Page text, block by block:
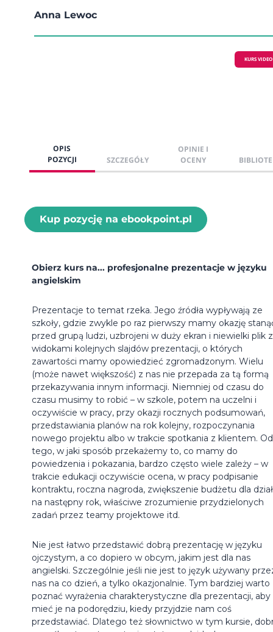
Anna Lewoc
KURS VIDEO
OPIS
POZYCJI
SZCZEGÓŁY
OPINIE I
OCENY
Kup pozycję na ebookpoint.pl
Obierz kurs na... profesjonalne prezentacje w języku
angielskim
Prezentacje to temat rzeka. Jego źródła wypływają ze
szkoły, gdzie zwykle po raz pierwszy mamy okazję
przed grupą ludzi, uzbrojeni w duży ekran i niewielki plik z
widokami kolejnych slajdów prezentacji, o których
zawartości mamy opowiedzieć zgromadzonym. Wielu
(może nawet większość) z nas nie przepada za tą formą
przekazywania innym informacji. Niemniej od czasu do
czasu musimy to robić – w szkole, potem na uczelni i
oczywiście w pracy, przy okazji rocznych podsumowań,
przedstawiania planów na rok kolejny, rozpoczynania
nowego projektu albo w trakcie spotkania z klientem. Od
tego, w jaki sposób przekażemy to, co mamy do
powiedzenia i pokazania, bardzo często wiele zależy – w
trakcie edukacji oczywiście ocena, w pracy podpisanie
kontraktu, roczna nagroda, zwiększenie budżetu dla
na następny rok, właściwe zrozumienie przydzielonych
zadań przez teamy projektowe itd.
Nie jest łatwo przedstawić dobrą prezentację w języku
ojczystym, a co dopiero w obcym, jakim jest dla nas
angielski. Szczególnie jeśli nie jest to język używany
nas na co dzień, a tylko okazjonalnie. Tym bardziej warto
poznać wyrażenia charakterystyczne dla prezentacji, aby
mieć je na podorędziu, kiedy przyjdzie nam coś
przedstawiać. Dlatego też słownictwo w tym kursie,